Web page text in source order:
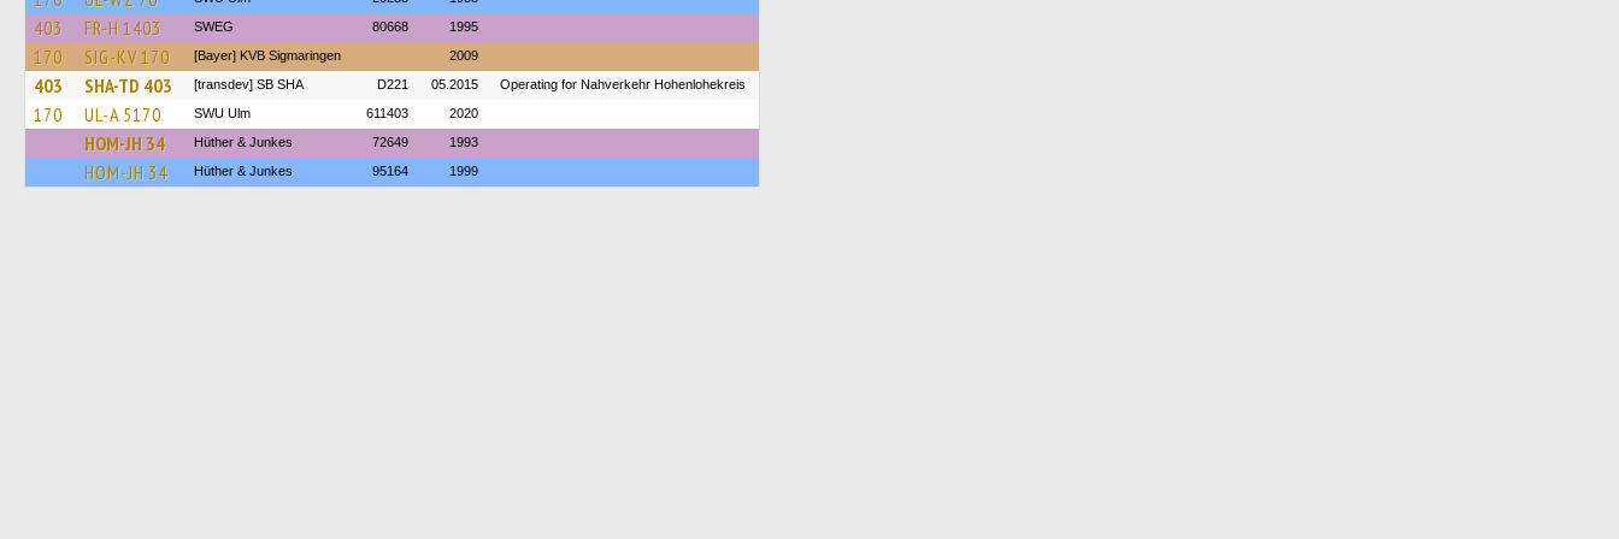
403 FR-H 1403 SWEG 80668 1995
170 SIG-KV 170 [Bayer] KVB Sigmaringen 2009
403 SHA-TD 403 [transdev] SB SHA D221 05.2015 Operating for Nahverkehr Hohenlohekreis
170 UL-A 5170 SWU Ulm 611403 2020
HOM-JH 34 Hüther & Junkes 72649 1993
HOM-JH 34 Hüther & Junkes 95164 1999